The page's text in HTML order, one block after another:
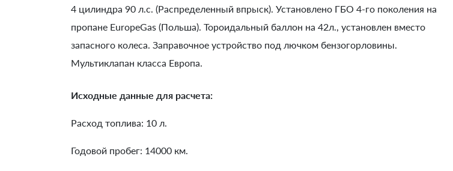
4 цилиндра 90 л.с. (Распределенный впрыск). Установлено ГБО 4-го поколения на
пропане EuropeGas (Польша). Тороидальный баллон на 42л., установлен вместо
запасного колеса. Заправочное устройство под лючком бензогорловины.
Мультиклапан класса Европа.
Исходные данные для расчета:
Расход топлива: 10 л.
Годовой пробег: 14000 км.